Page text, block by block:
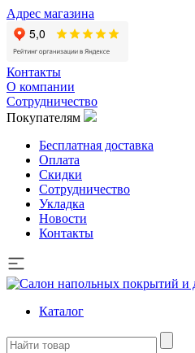
Адрес магазина
Контакты
О компании
Сотрудничество
Покупателям
Бесплатная доставка
Оплата
Скидки
Сотрудничество
Укладка
Новости
Контакты
Каталог